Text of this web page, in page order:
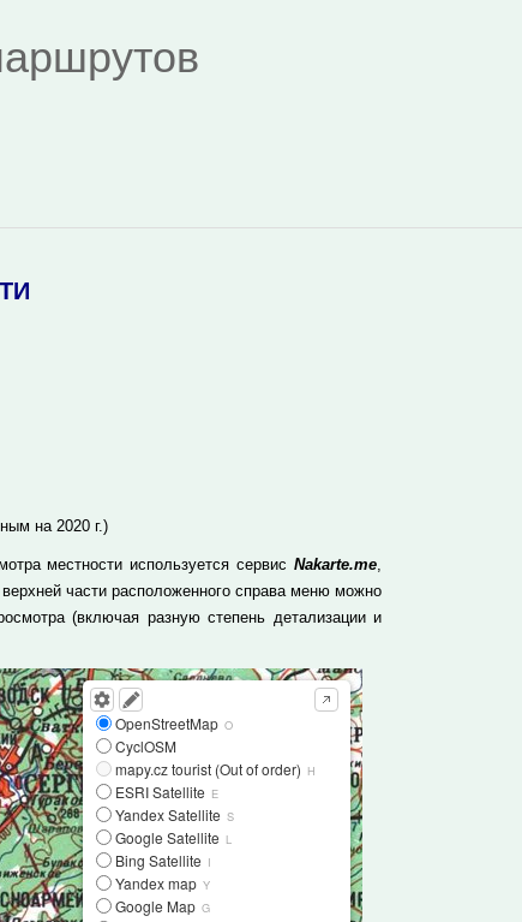
на 2020 г.)
местности используется сервис Nakarte.me,
части расположенного справа меню можно
(включая разную степень детализации и